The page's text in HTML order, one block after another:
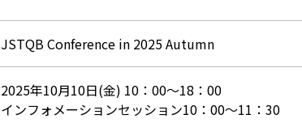
JSTQB Conference in 2025 Autumn
2025年10月10日(金) 10：00～18：00
インフォメーションセッション10：00～11：30